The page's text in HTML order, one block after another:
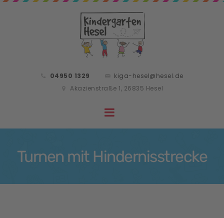
04950 1329
kiga-hesel@hesel.de
Akazienstraße 1, 26835 Hesel
Turnen mit Hindernisstrecke